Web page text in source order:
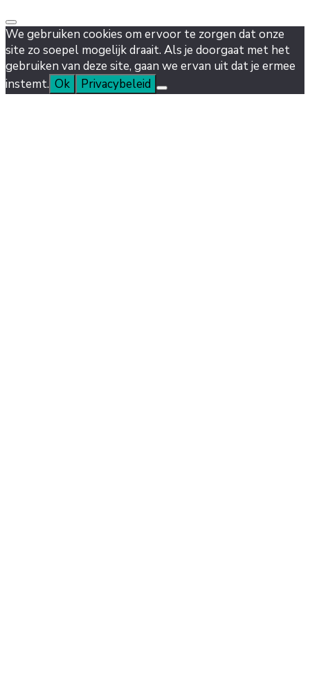
We gebruiken cookies om ervoor te zorgen dat onze
site zo soepel mogelijk draait. Als je doorgaat met het
gebruiken van deze site, gaan we ervan uit dat je ermee
instemt. Ok Privacybeleid